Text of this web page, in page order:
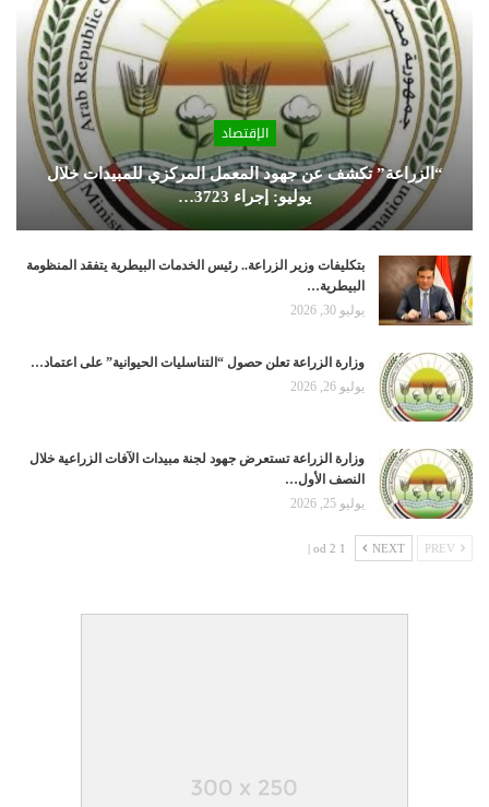
الإقتصاد
“الزراعة” تكشف عن جهود المعمل المركزي للمبيدات خلال
يوليو: إجراء 3723…
بتكليفات وزير الزراعة.. رئيس الخدمات البيطرية يتفقد المنظومة
البيطرية…
يوليو 30, 2026
وزارة الزراعة تعلن حصول “التناسليات الحيوانية” على اعتماد…
يوليو 26, 2026
وزارة الزراعة تستعرض جهود لجنة مبيدات الآفات الزراعية خلال
النصف الأول…
يوليو 25, 2026
NEXT
1 od 2 |